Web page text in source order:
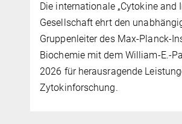
Die internationale „Cytokine and
Gesellschaft ehrt den
Gruppenleiter des Max-Planck-
Biochemie mit dem William-E.-
2026 für herausragende
Zytokinforschung.